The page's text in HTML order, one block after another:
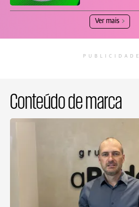
Ver mais
PUBLICIDADE
Conteúdo de marca